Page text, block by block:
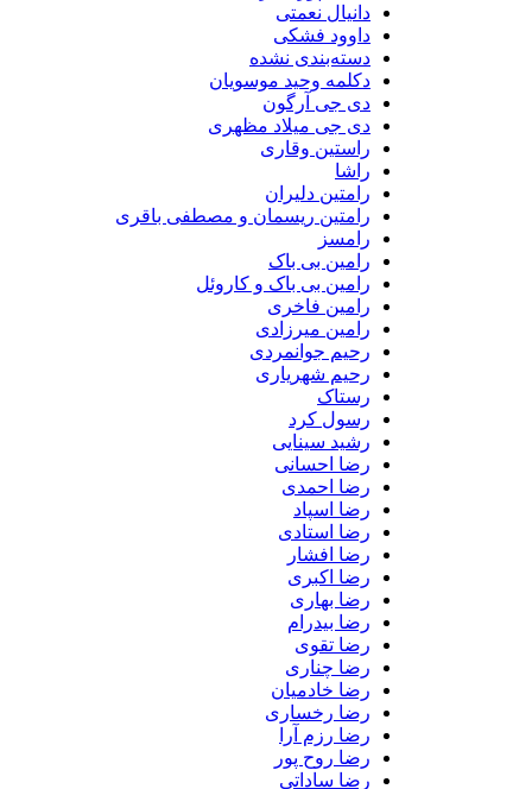
دانیال نعمتی
داوود فشکی
دسته‌بندی نشده
دکلمه وحید موسویان
دی جی آرگون
دی جی میلاد مظهری
راستین وقاری
راشا
رامتین دلیران
رامتین ریسمان و مصطفی باقری
رامسز
رامین بی باک
رامین بی باک و کاروئل
رامین فاخری
رامین میرزادی
رحیم جوانمردی
رحیم شهریاری
رستاک
رسول کرد
رشید سینایی
رضا احسانی
رضا احمدی
رضا اسپاد
رضا استادی
رضا افشار
رضا اکبری
رضا بهاری
رضا بیدرام
رضا تقوی
رضا چناری
رضا خادمیان
رضا رخساری
رضا رزم آرا
رضا روح پور
رضا ساداتی